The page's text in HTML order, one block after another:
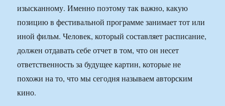
изысканному. Именно поэтому так важно, какую
позицию в фестивальной программе занимает тот или
иной фильм. Человек, который составляет расписание,
должен отдавать себе отчет в том, что он несет
ответственность за будущее картин, которые не
похожи на то, что мы сегодня называем авторским
кино.